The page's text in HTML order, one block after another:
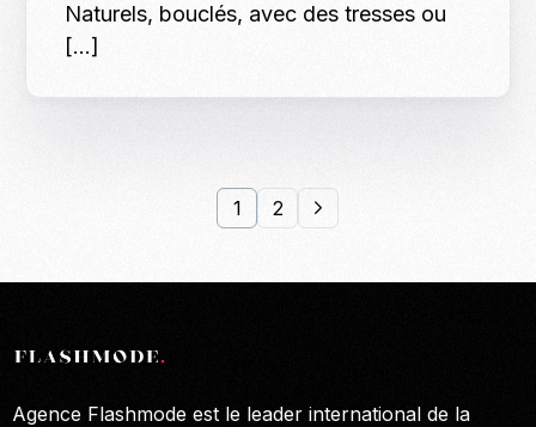
Naturels, bouclés, avec des tresses ou
[…]
1 2
Agence Flashmode est le leader international de la